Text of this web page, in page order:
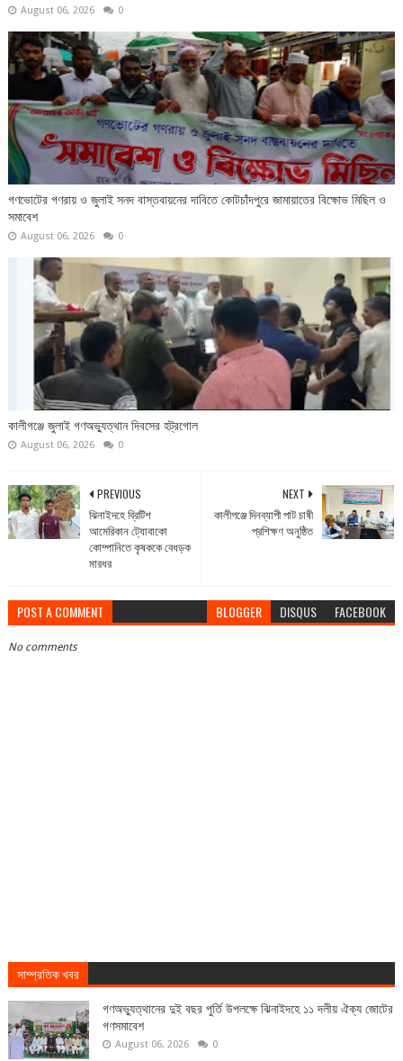
August 06, 2026 0
গণভোটের গণরায় ও জুলাই সনদ বাস্তবায়নের দাবিতে কোটচাঁদপুরে জামায়াতের বিক্ষোভ মিছিল ও
সমাবেশ
August 06, 2026 0
কালীগঞ্জে জুলাই গণঅভ্যুত্থান দিবসের হট্রগোল
August 06, 2026 0
NEXT
কালীগঞ্জে দিনব্যাপী পাট চাষী
প্রশিক্ষণ অনুষ্ঠিত
PREVIOUS
ঝিনাইদহে ব্রিটিশ
আমেরিকান ট্যোবাকো
কোম্পানিতে কৃষককে বেধড়ক
মারধর
POST A COMMENT BLOGGER DISQUS FACEBOOK
No comments
সাম্প্রতিক খবর
গণঅভ্যুত্থানের দুই বছর পুর্তি উপলক্ষে ঝিনাইদহে ১১ দলীয় ঐক্য জোটের
গণসমাবেশ
August 06, 2026 0